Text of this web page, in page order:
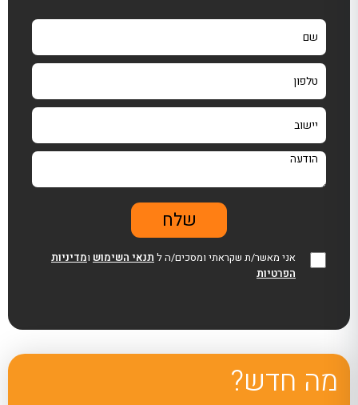
אני מאשר/ת שקראתי ומסכים/ה ל תנאי השימוש ומדיניות
הפרטיות
מה חדש?